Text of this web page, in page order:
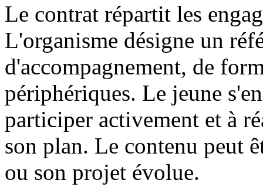
Le contrat répartit les
L'organisme désigne un
d'accompagnement, de
périphériques. Le jeune
participer activement et à
son plan. Le contenu peut
ou son projet évolue.